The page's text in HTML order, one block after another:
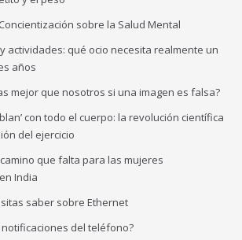
sobre la Salud Mental
actividades: qué ocio necesita realmente un
años
mejor que nosotros si una imagen es falsa?
con todo el cuerpo: la revolución científica
del ejercicio
que falta para las mujeres
India
saber sobre Ethernet
del teléfono?